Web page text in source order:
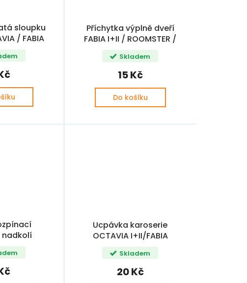
sloupku
/ FABIA
OE
Příchytka výplně dveří
FABIA I+II / ROOMSTER /
OCTAVIA II
Skladem
15 Kč
Do košíku
nadkolí
II OE
Ucpávka karoserie
OCTAVIA I+II/FABIA
I+II/ROOMSTER 25x40 OE
Skladem
20 Kč